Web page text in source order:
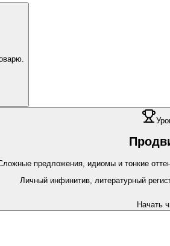
предложения, идиомы и тонкие
Личный инфинитив, литературный
Начать